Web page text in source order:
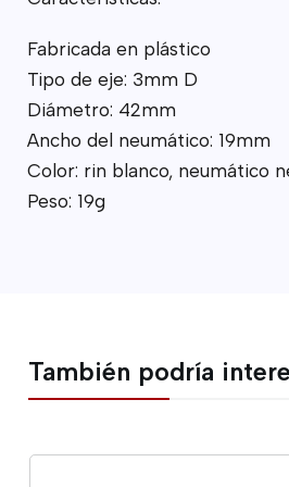
Fabricada en plástico
Tipo de eje: 3mm D
Diámetro: 42mm
Ancho del neumático: 19mm
Color: rin blanco, neumático
Peso: 19g
También podría